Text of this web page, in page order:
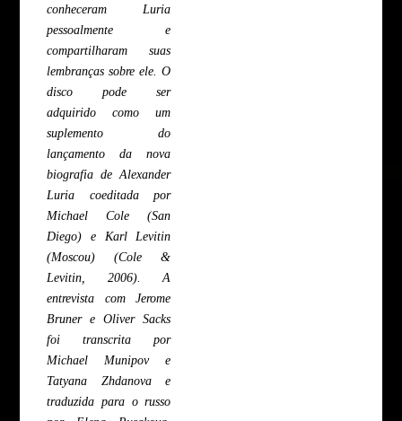
conheceram Luria
pessoalmente e
compartilharam suas
lembranças sobre ele. O
disco pode ser
adquirido como um
suplemento do
lançamento da nova
biografia de Alexander
Luria coeditada por
Michael Cole (San
Diego) e Karl Levitin
(Moscou) (Cole &
Levitin, 2006). A
entrevista com Jerome
Bruner e Oliver Sacks
foi transcrita por
Michael Munipov e
Tatyana Zhdanova e
traduzida para o russo